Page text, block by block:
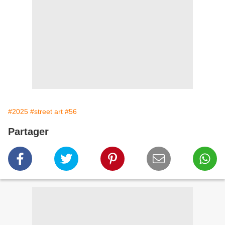
#2025 #street art #56
Partager